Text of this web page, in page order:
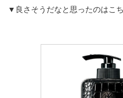
▼良さそうだなと思ったのはこ